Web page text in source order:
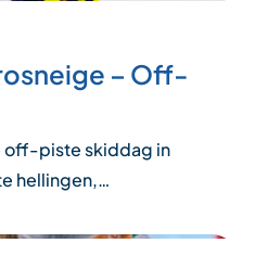
– Off-
off-piste skiddag in
hellingen,…